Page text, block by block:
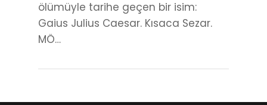
ölümüyle tarihe geçen bir isim:
Gaius Julius Caesar. Kısaca Sezar.
MÖ…